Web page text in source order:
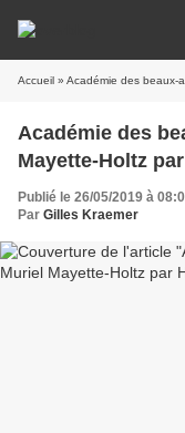
Accueil » Académie des beaux-arts.
Académie des
Mayette-Holtz
Publié le 26/05/2019 à
Par Gilles Kraemer